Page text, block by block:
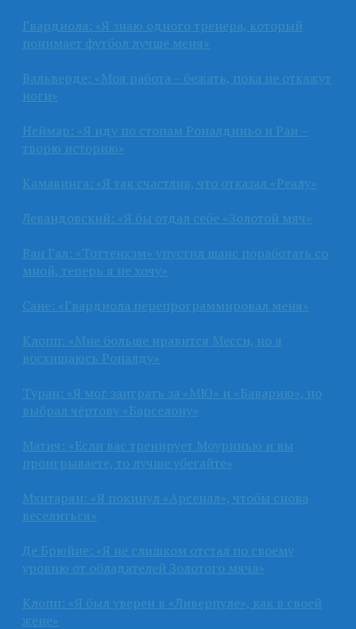
Гвардиола: «Я знаю одного тренера, который
понимает футбол лучше меня»
Вальверде: «Моя работа – бежать, пока не откажут
ноги»
Неймар: «Я иду по стопам Роналдиньо и Раи –
творю историю»
Камавинга: «Я так счастлив, что отказал «Реалу»
Левандовский: «Я бы отдал себе «Золотой мяч»
Ван Гал: «Тоттенхэм» упустил шанс поработать со
мной, теперь я не хочу»
Сане: «Гвардиола перепрограммировал меня»
Клопп: «Мне больше нравится Месси, но я
восхищаюсь Роналду»
Туран: «Я мог заиграть за «МЮ» и «Баварию», но
выбрал чёртову «Барселону»
Матич: «Если вас тренирует Моуринью и вы
проигрываете, то лучше убегайте»
Мхитарян: «Я покинул «Арсенал», чтобы снова
веселиться»
Де Брюйне: «Я не слишком отстал по своему
уровню от обладателей Золотого мяча»
Клопп: «Я был уверен в «Ливерпуле», как в своей
жене»